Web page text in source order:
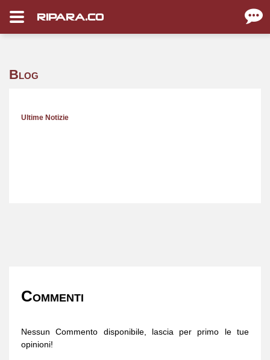
RIPARA.CO
Blog
Ultime Notizie
Commenti
Nessun Commento disponibile, lascia per primo le tue
opinioni!